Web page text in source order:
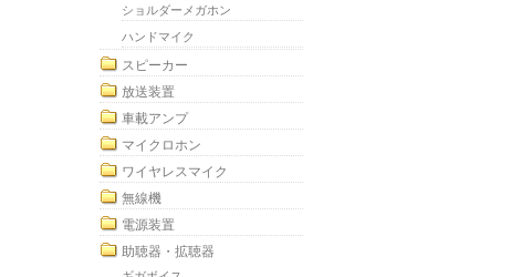
ショルダーメガホン
ハンドマイク
スピーカー
放送装置
車載アンプ
マイクロホン
ワイヤレスマイク
無線機
電源装置
助聴器・拡聴器